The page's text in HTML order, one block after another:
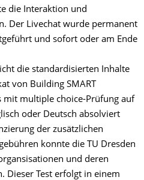
die Interaktion und
Der Livechat wurde permanent
und sofort oder am Ende
die standardisierten Inhalte
von Building SMART
multiple choice-Prüfung auf
oder Deutsch absolviert
der zusätzlichen
konnte die TU Dresden
und deren
Dieser Test erfolgt in einem